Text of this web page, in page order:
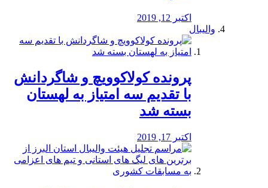
اکتبر 12, 2019
والیبال
پرونده کولاکوویچ و شاگردانش
با تقدیم سه امتیاز به لهستان
بسته شد
اکتبر 17, 2019